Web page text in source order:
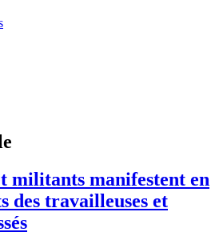
militants manifestent en
des travailleuses et